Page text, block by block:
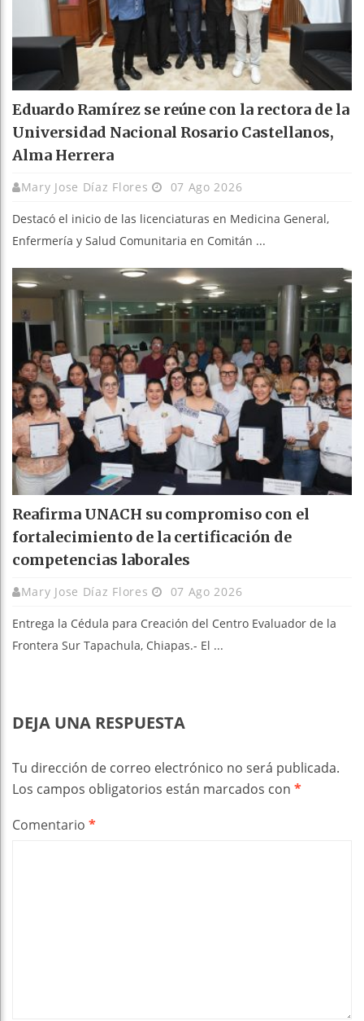
Eduardo Ramírez se reúne con la rectora de la
Universidad Nacional Rosario Castellanos,
Alma Herrera
Mary Jose Díaz Flores 07 Ago 2026
Destacó el inicio de las licenciaturas en Medicina General,
Enfermería y Salud Comunitaria en Comitán ...
Reafirma UNACH su compromiso con el
fortalecimiento de la certificación de
competencias laborales
Mary Jose Díaz Flores 07 Ago 2026
Entrega la Cédula para Creación del Centro Evaluador de la
Frontera Sur Tapachula, Chiapas.- El ...
DEJA UNA RESPUESTA
Tu dirección de correo electrónico no será publicada.
Los campos obligatorios están marcados con *
Comentario *